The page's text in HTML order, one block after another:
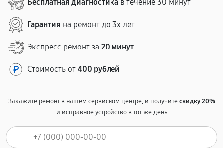
Бесплатная диагностика в течение 30 минут
Гарантия на ремонт до 3х лет
Экспресс ремонт за 20 минут
Стоимость от 400 рублей
Закажите ремонт в нашем сервисном центре, и получитескидку 20%
и исправное устройство в тот же день